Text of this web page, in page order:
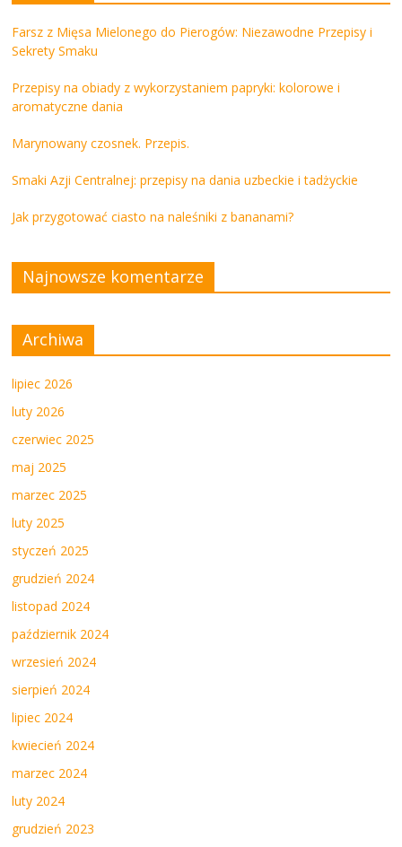
Farsz z Mięsa Mielonego do Pierogów: Niezawodne Przepisy i
Sekrety Smaku
Przepisy na obiady z wykorzystaniem papryki: kolorowe i
aromatyczne dania
Marynowany czosnek. Przepis.
Smaki Azji Centralnej: przepisy na dania uzbeckie i tadżyckie
Jak przygotować ciasto na naleśniki z bananami?
Najnowsze komentarze
Archiwa
lipiec 2026
luty 2026
czerwiec 2025
maj 2025
marzec 2025
luty 2025
styczeń 2025
grudzień 2024
listopad 2024
październik 2024
wrzesień 2024
sierpień 2024
lipiec 2024
kwiecień 2024
marzec 2024
luty 2024
grudzień 2023